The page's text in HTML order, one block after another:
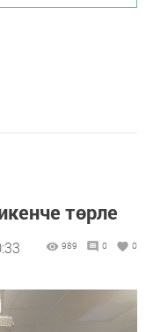
төрле
989 0 0